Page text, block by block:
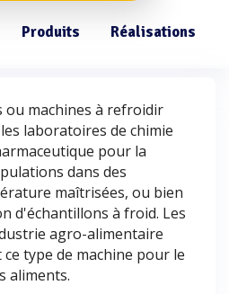
Produits Réalisations
ou machines à refroidir
laboratoires de chimie
pour la
dans des
maîtrisées, ou bien
d'échantillons à froid. Les
agro-alimentaire
type de machine pour le
aliments.